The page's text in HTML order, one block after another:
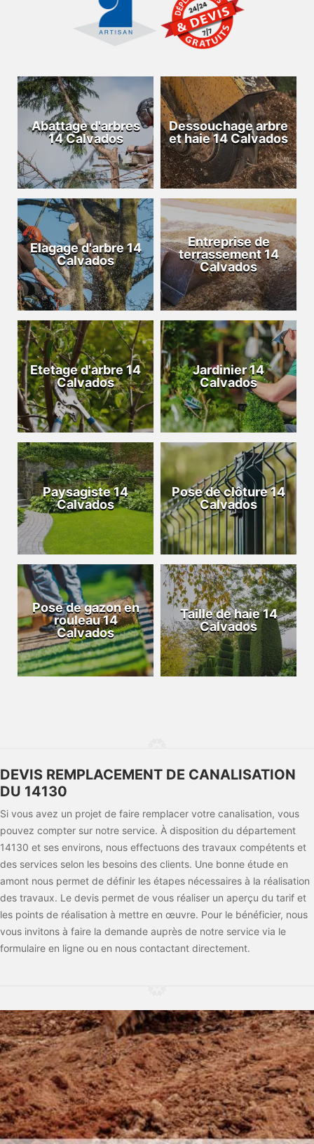
Abattage d'arbres
14 Calvados
Dessouchage arbre
et haie 14 Calvados
Elagage d'arbre 14
Calvados
Entreprise de
terrassement 14
Calvados
Etetage d'arbre 14
Calvados
Jardinier 14
Calvados
Paysagiste 14
Calvados
Pose de clôture 14
Calvados
Pose de gazon en
rouleau 14
Calvados
Taille de haie 14
Calvados
DEVIS REMPLACEMENT DE CANALISATION
DU 14130
Si vous avez un projet de faire remplacer votre canalisation, vous
pouvez compter sur notre service. À disposition du département
14130 et ses environs, nous effectuons des travaux compétents et
des services selon les besoins des clients. Une bonne étude en
amont nous permet de définir les étapes nécessaires à la réalisation
des travaux. Le devis permet de vous réaliser un aperçu du tarif et
les points de réalisation à mettre en œuvre. Pour le bénéficier, nous
vous invitons à faire la demande auprès de notre service via le
formulaire en ligne ou en nous contactant directement.